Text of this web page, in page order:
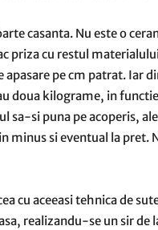
casanta. Nu este o
priza cu restul
pe cm patrat. Iar
doua kilograme, in
sa-si puna pe acoperis,
minus si eventual la pret.
cu aceeasi tehnica de
realizandu-se un sir